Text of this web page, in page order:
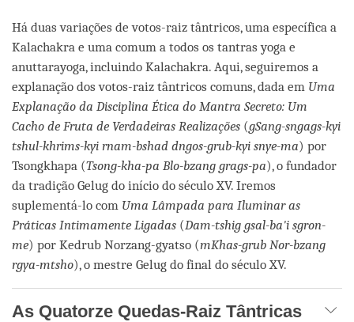
Há duas variações de votos-raiz tântricos, uma específica a
Kalachakra e uma comum a todos os tantras yoga e
anuttarayoga, incluindo Kalachakra. Aqui, seguiremos a
explanação dos votos-raiz tântricos comuns, dada em Uma
Explanação da Disciplina Ética do Mantra Secreto: Um
Cacho de Fruta de Verdadeiras Realizações (gSang-sngags-kyi
tshul-khrims-kyi rnam-bshad dngos-grub-kyi snye-ma) por
Tsongkhapa (Tsong-kha-pa Blo-bzang grags-pa), o fundador
da tradição Gelug do início do século XV. Iremos
suplementá-lo com Uma Lâmpada para Iluminar as
Práticas Intimamente Ligadas (Dam-tshig gsal-ba'i sgron-
me) por Kedrub Norzang-gyatso (mKhas-grub Nor-bzang
rgya-mtsho), o mestre Gelug do final do século XV.
As Quatorze Quedas-Raiz Tântricas